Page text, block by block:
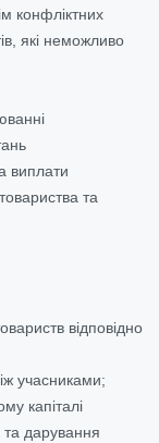
конфліктних
які неможливо
виплати
та
відповідно
учасниками;
капіталі
та дарування